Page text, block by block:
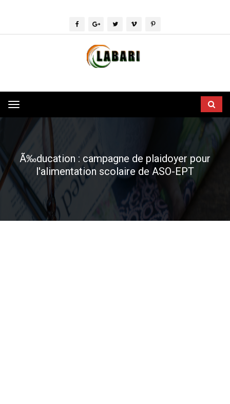
Toggle
navigation
Ã‰ducation : campagne de plaidoyer pour
l'alimentation scolaire de ASO-EPT